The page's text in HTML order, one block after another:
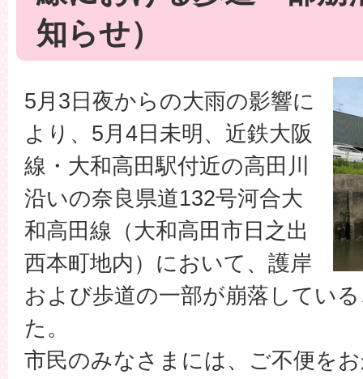
知らせ）
5月3日夜からの大雨の影響に
より、5月4日未明、近鉄大阪
線・大和高田駅付近の高田川
沿いの奈良県道132号河合大
和高田線（大和高田市日之出
西本町地内）において、護岸
および歩道の一部が崩落してい
た。
市民のみなさまには、ご不便を